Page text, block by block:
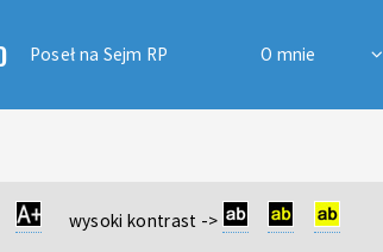
Poseł na Sejm RP O mnie
wysoki kontrast ->